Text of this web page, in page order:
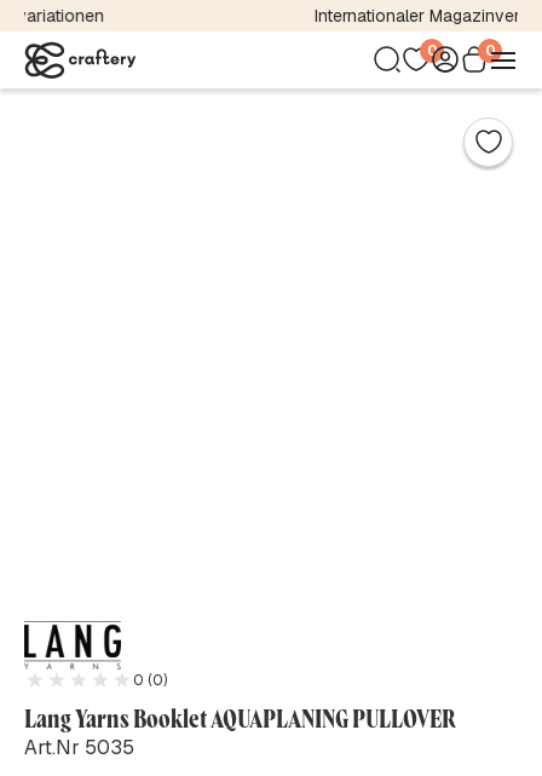
Internationaler Magazinversand
0 0
0 (0)
Lang Yarns Booklet AQUAPLANING PULLOVER
Art.Nr 5035